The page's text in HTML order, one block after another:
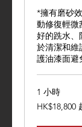
*擁有磨砂
動修復輕微
好的跣水、
於清潔和維
護油漆面避
1 小時
18,800
港
HK$18,800